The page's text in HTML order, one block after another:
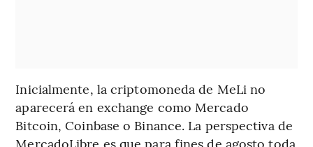
Inicialmente, la criptomoneda de MeLi no
aparecerá en exchange como Mercado
Bitcoin, Coinbase o Binance. La perspectiva de
MercadoLibre es que para fines de agosto toda